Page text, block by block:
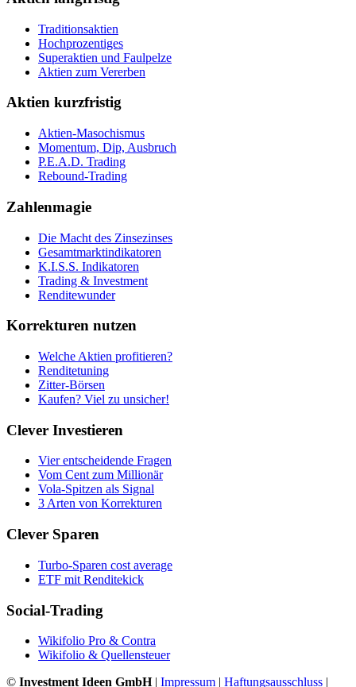
Traditionsaktien
Hochprozentiges
Superaktien und Faulpelze
Aktien zum Vererben
Aktien kurzfristig
Aktien-Masochismus
Momentum, Dip, Ausbruch
P.E.A.D. Trading
Rebound-Trading
Zahlenmagie
Die Macht des Zinsezinses
Gesamtmarktindikatoren
K.I.S.S. Indikatoren
Trading & Investment
Renditewunder
Korrekturen nutzen
Welche Aktien profitieren?
Renditetuning
Zitter-Börsen
Kaufen? Viel zu unsicher!
Clever Investieren
Vier entscheidende Fragen
Vom Cent zum Millionär
Vola-Spitzen als Signal
3 Arten von Korrekturen
Clever Sparen
Turbo-Sparen cost average
ETF mit Renditekick
Social-Trading
Wikifolio Pro & Contra
Wikifolio & Quellensteuer
© Investment Ideen GmbH| Impressum | Haftungsausschluss |